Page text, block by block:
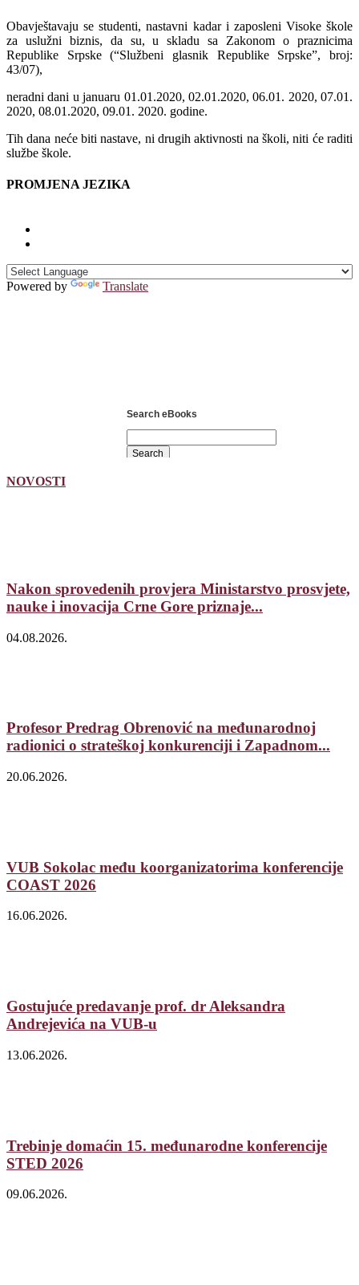
Obavještavaju se studenti, nastavni kadar i zaposleni Visoke škole
za uslužni biznis, da su, u skladu sa Zakonom o praznicima
Republike Srpske (“Službeni glasnik Republike Srpske”, broj:
43/07),
neradni dani u januaru 01.01.2020, 02.01.2020, 06.01. 2020, 07.01.
2020, 08.01.2020, 09.01. 2020. godine.
Tih dana neće biti nastave, ni drugih aktivnosti na školi, niti će raditi
službe škole.
PROMJENA JEZIKA
Powered by Translate
Search eBooks
NOVOSTI
Nakon sprovedenih provjera Ministarstvo prosvjete,
nauke i inovacija Crne Gore priznaje...
04.08.2026.
Profesor Predrag Obrenović na međunarodnoj
radionici o strateškoj konkurenciji i Zapadnom...
20.06.2026.
VUB Sokolac među koorganizatorima konferencije
COAST 2026
16.06.2026.
Gostujuće predavanje prof. dr Aleksandra
Andrejevića na VUB-u
13.06.2026.
Trebinje domaćin 15. međunarodne konferencije
STED 2026
09.06.2026.